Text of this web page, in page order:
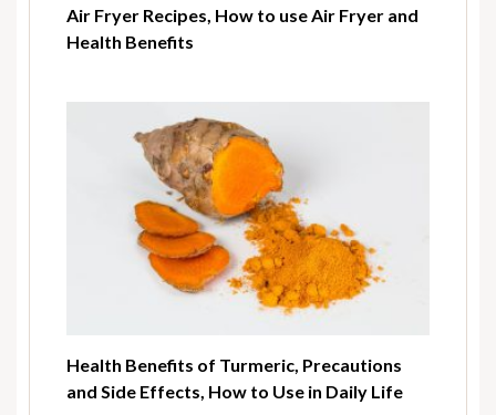
Air Fryer Recipes, How to use Air Fryer and
Health Benefits
Health Benefits of Turmeric, Precautions
and Side Effects, How to Use in Daily Life